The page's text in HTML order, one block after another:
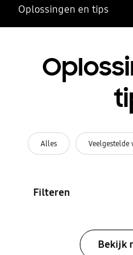
Oplossingen en tips
Alles Veelgestelde
Filteren
Bekijk